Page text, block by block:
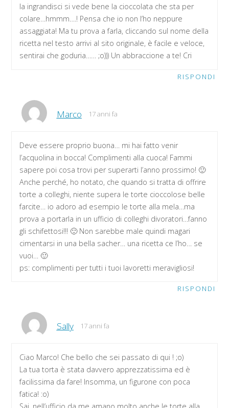
la ingrandisci si vede bene la cioccolata che sta per
colare…hmmm….! Pensa che io non l’ho neppure
assaggiata! Ma tu prova a farla, cliccando sul nome della
ricetta nel testo arrivi al sito originale, è facile e veloce,
sentirai che goduria…… ;o))) Un abbraccione a te! Cri
RISPONDI
Marco 17 anni fa
Deve essere proprio buona… mi hai fatto venir
l’acquolina in bocca! Complimenti alla cuoca! Fammi
sapere poi cosa trovi per superarti l’anno prossimo! 🙂
Anche perché, ho notato, che quando si tratta di offrire
torte a colleghi, niente supera le torte cioccolose belle
farcite… io adoro ad esempio le torte alla mela…ma
prova a portarla in un ufficio di colleghi divoratori…fanno
gli schifettosi!!! 🙂 Non sarebbe male quindi magari
cimentarsi in una bella sacher… una ricetta ce l’ho… se
vuoi… 🙂
ps: complimenti per tutti i tuoi lavoretti meravigliosi!
RISPONDI
Sally 17 anni fa
Ciao Marco! Che bello che sei passato di qui ! ;o)
La tua torta è stata davvero apprezzatissima ed è
facilissima da fare! Insomma, un figurone con poca
fatica! :o)
Sai, nell’ufficio da me amano molto anche le torte alla